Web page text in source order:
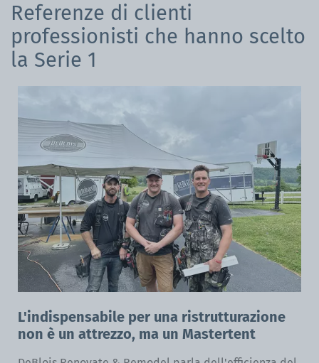
Referenze di clienti
professionisti che hanno scelto
la Serie 1
L'indispensabile per una ristrutturazione
non è un attrezzo, ma un Mastertent